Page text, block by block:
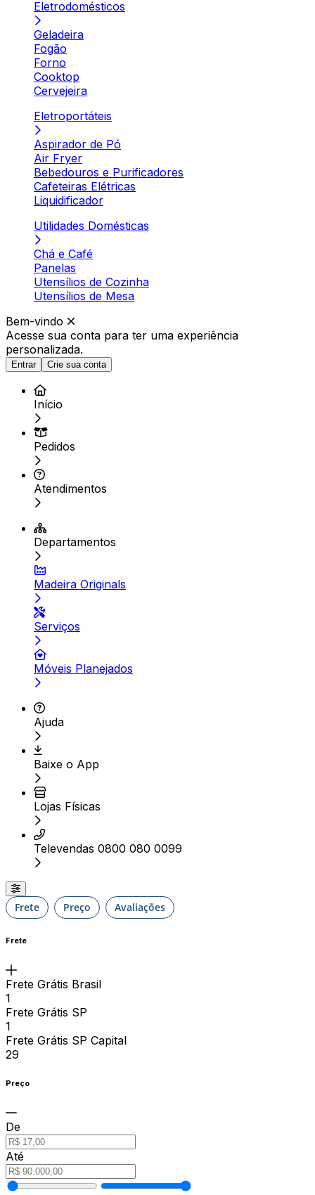
Eletrodomésticos
Geladeira
Fogão
Forno
Cooktop
Cervejeira
Eletroportáteis
Aspirador de Pó
Air Fryer
Bebedouros e Purificadores
Cafeteiras Elétricas
Liquidificador
Utilidades Domésticas
Chá e Café
Panelas
Utensílios de Cozinha
Utensílios de Mesa
Bem-vindo
Acesse sua conta para ter uma experiência
personalizada.
Entrar Crie sua conta
Início
Pedidos
Atendimentos
Departamentos
Madeira Originals
Serviços
Móveis Planejados
Ajuda
Baixe o App
Lojas Físicas
Televendas 0800 080 0099
Frete Preço Avaliações
Frete
Frete Grátis Brasil
1
Frete Grátis SP
1
Frete Grátis SP Capital
29
Preço
De
Até